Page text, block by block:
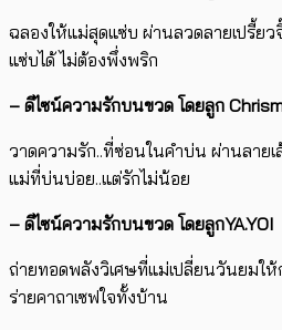
ฉลองให้แม่สุดแซ่บ ผ่านลวดลายเปรี้ย
แซ่บได้ ไม่ต้องพึ่งพริก
– ดีไซน์ความรักบนขวด โดยลูก
วาดความรัก..ที่ซ่อนในคำบ่น ผ่านลาย
แม่ที่บ่นบ่อย..แต่รักไม่น้อย
– ดีไซน์ความรักบนขวด โดยลูกYA.YOI
ถ่ายทอดพลังวิเศษที่แม่เปลี่ยนวันยมใ
ร่ายคาถาเซฟใจทั้งบ้าน